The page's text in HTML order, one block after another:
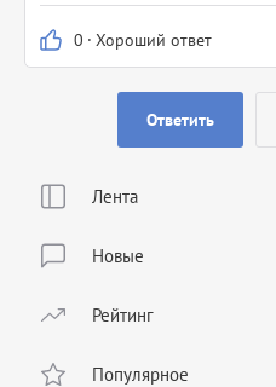
Лента
Новые
Рейтинг
Популярное
0 · Хороший ответ
Ответить